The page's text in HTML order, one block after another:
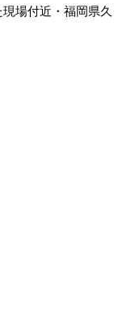
場付近・福岡県久